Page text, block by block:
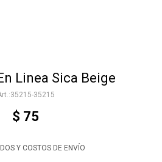
Linea Sica Beige
35215-35215
$ 75
Y COSTOS DE ENVÍO